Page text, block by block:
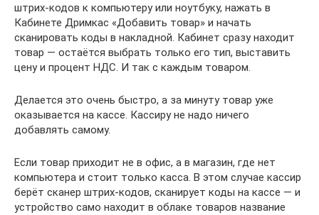
штрих-кодов к компьютеру или ноутбуку, нажать в
Кабинете Дримкас «Добавить товар» и начать
сканировать коды в накладной. Кабинет сразу находит
товар — остаётся выбрать только его тип, выставить
цену и процент НДС. И так с каждым товаром.
Делается это очень быстро, а за минуту товар уже
оказывается на кассе. Кассиру не надо ничего
добавлять самому.
Если товар приходит не в офис, а в магазин, где нет
компьютера и стоит только касса. В этом случае кассир
берёт сканер штрих-кодов, сканирует коды на кассе — и
устройство само находит в облаке товаров название